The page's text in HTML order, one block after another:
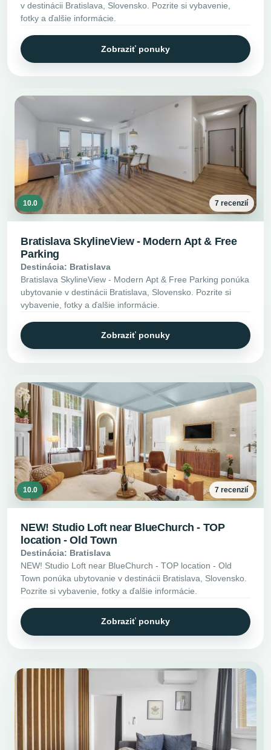
v destinácii Bratislava, Slovensko. Pozrite si vybavenie,
fotky a ďalšie informácie.
Zobraziť ponuky
10.0 7 recenzií
Bratislava SkylineView - Modern Apt & Free
Parking
Destinácia: Bratislava
Bratislava SkylineView - Modern Apt & Free Parking ponúka
ubytovanie v destinácii Bratislava, Slovensko. Pozrite si
vybavenie, fotky a ďalšie informácie.
Zobraziť ponuky
10.0 7 recenzií
NEW! Studio Loft near BlueChurch - TOP
location - Old Town
Destinácia: Bratislava
NEW! Studio Loft near BlueChurch - TOP location - Old
Town ponúka ubytovanie v destinácii Bratislava, Slovensko.
Pozrite si vybavenie, fotky a ďalšie informácie.
Zobraziť ponuky